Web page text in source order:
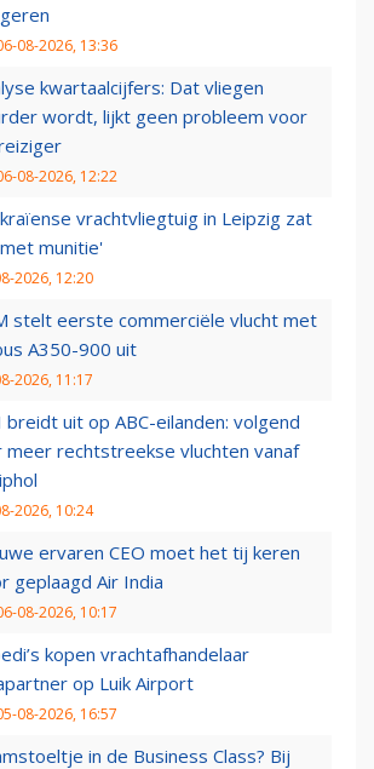
08-2026, 13:36
kwartaalcijfers: Dat vliegen
wordt, lijkt geen probleem voor
08-2026, 12:22
vrachtvliegtuig in Leipzig zat
munitie'
2026, 12:20
stelt eerste commerciële vlucht met
A350-900 uit
2026, 11:17
breidt uit op ABC-eilanden: volgend
meer rechtstreekse vluchten vanaf
2026, 10:24
ervaren CEO moet het tij keren
geplaagd Air India
08-2026, 10:17
kopen vrachtafhandelaar
op Luik Airport
08-2026, 16:57
in de Business Class? Bij